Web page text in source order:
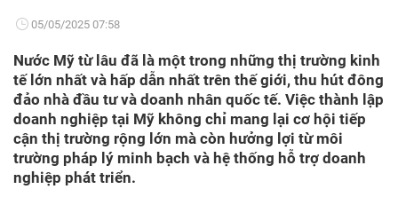
05/05/2025 07:58
Nước Mỹ từ lâu đã là một trong những thị trường kinh
tế lớn nhất và hấp dẫn nhất trên thế giới, thu hút đông
đảo nhà đầu tư và doanh nhân quốc tế. Việc thành lập
doanh nghiệp tại Mỹ không chỉ mang lại cơ hội tiếp
cận thị trường rộng lớn mà còn hưởng lợi từ môi
trường pháp lý minh bạch và hệ thống hỗ trợ doanh
nghiệp phát triển.